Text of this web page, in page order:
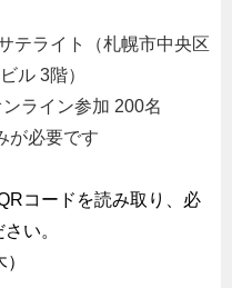
テライト（札幌市中央区
ル 3階）
ライン参加 200名
が必要です
コードを読み取り、必
い。